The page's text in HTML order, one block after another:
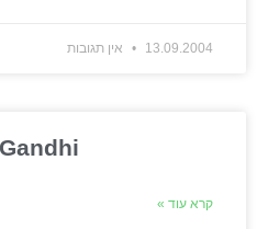
13.09.2004 אין תגובות
קרא עוד »